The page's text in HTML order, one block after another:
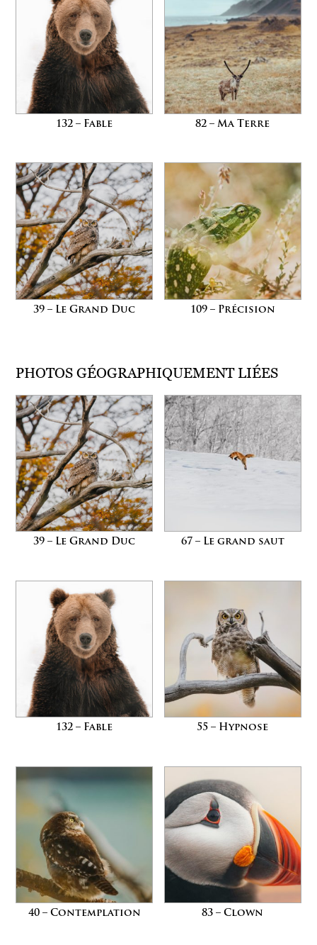
132 – Fable 82 – Ma Terre
39 – Le Grand Duc 109 – Précision
PHOTOS GÉOGRAPHIQUEMENT LIÉES
39 – Le Grand Duc 67 – Le grand saut
132 – Fable 55 – Hypnose
40 – Contemplation 83 – Clown